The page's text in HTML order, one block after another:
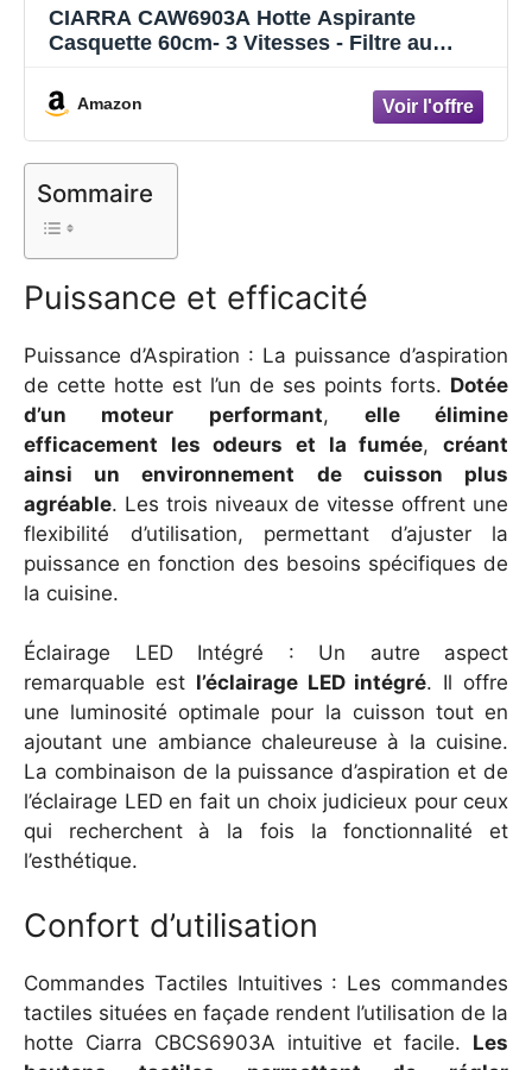
CIARRA CAW6903A Hotte Aspirante
Casquette 60cm- 3 Vitesses - Filtre au
Eclairage LED - Evacuation et Recyclage -
Hotte de Cuisine - Blanc
Amazon
Sommaire
Puissance et efficacité
Puissance d’Aspiration : La puissance d’aspiration
de cette hotte est l’un de ses points forts. Dotée
d’un moteur performant, elle élimine
efficacement les odeurs et la fumée,créant
ainsi un environnement de cuisson plus
agréable. Les trois niveaux de vitesse offrent une
flexibilité d’utilisation, permettant d’ajuster la
puissance en fonction des besoins spécifiques de
la cuisine.
Éclairage LED Intégré : Un autre aspect
remarquable est l’éclairage LED intégré. Il offre
une luminosité optimale pour la cuisson tout en
ajoutant une ambiance chaleureuse à la cuisine.
La combinaison de la puissance d’aspiration et de
l’éclairage LED en fait un choix judicieux pour ceux
qui recherchent à la fois la fonctionnalité et
l’esthétique.
Confort d’utilisation
Commandes Tactiles Intuitives : Les commandes
tactiles situées en façade rendent l’utilisation de la
hotte Ciarra CBCS6903A intuitive et facile. Les